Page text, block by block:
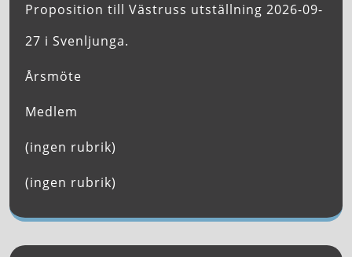
Proposition till Västruss utställning 2026-09-
27 i Svenljunga.
Årsmöte
Medlem
(ingen rubrik)
(ingen rubrik)